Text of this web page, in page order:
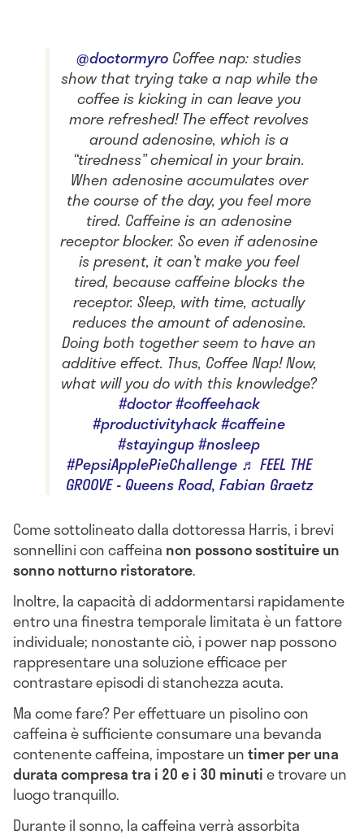
@doctormyro Coffee nap: studies
show that trying take a nap while the
coffee is kicking in can leave you
more refreshed! The effect revolves
around adenosine, which is a
“tiredness” chemical in your brain.
When adenosine accumulates over
the course of the day, you feel more
tired. Caffeine is an adenosine
receptor blocker. So even if adenosine
is present, it can’t make you feel
tired, because caffeine blocks the
receptor. Sleep, with time, actually
reduces the amount of adenosine.
Doing both together seem to have an
additive effect. Thus, Coffee Nap! Now,
what will you do with this knowledge?
#doctor#coffeehack
#productivityhack#caffeine
#stayingup#nosleep
#PepsiApplePieChallenge ♬ FEEL THE
GROOVE - Queens Road, Fabian Graetz
Come sottolineato dalla dottoressa Harris, i brevi
sonnellini con caffeina non possono sostituire un
sonno notturno ristoratore.
Inoltre, la capacità di addormentarsi rapidamente
entro una finestra temporale limitata è un fattore
individuale; nonostante ciò, i power nap possono
rappresentare una soluzione efficace per
contrastare episodi di stanchezza acuta.
Ma come fare? Per effettuare un pisolino con
caffeina è sufficiente consumare una bevanda
contenente caffeina, impostare untimer per una
durata compresa tra i 20 e i 30 minutie trovare un
luogo tranquillo.
Durante il sonno, la caffeina verrà assorbita